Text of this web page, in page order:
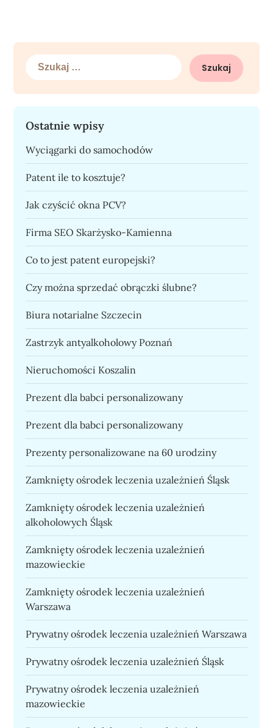
Szukaj:
Ostatnie wpisy
Wyciągarki do samochodów
Patent ile to kosztuje?
Jak czyścić okna PCV?
Firma SEO Skarżysko-Kamienna
Co to jest patent europejski?
Czy można sprzedać obrączki ślubne?
Biura notarialne Szczecin
Zastrzyk antyalkoholowy Poznań
Nieruchomości Koszalin
Prezent dla babci personalizowany
Prezent dla babci personalizowany
Prezenty personalizowane na 60 urodziny
Zamknięty ośrodek leczenia uzależnień Śląsk
Zamknięty ośrodek leczenia uzależnień
alkoholowych Śląsk
Zamknięty ośrodek leczenia uzależnień
mazowieckie
Zamknięty ośrodek leczenia uzależnień
Warszawa
Prywatny ośrodek leczenia uzależnień Warszawa
Prywatny ośrodek leczenia uzależnień Śląsk
Prywatny ośrodek leczenia uzależnień
mazowieckie